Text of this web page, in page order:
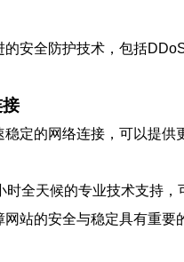
的安全防护技术，包括
定的网络连接，可以提供
时全天候的专业技术支持
站的安全与稳定具有重要